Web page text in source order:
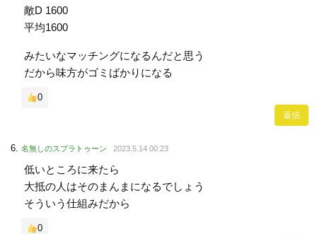
敵D 1600
平均1600
みたいなマッチングになるんだと思う
だから味方がゴミばかりになる
0
返信
名無しのスプラトゥーン 2023.5.14 00:23
低いところに来たら
大抵の人はそのまんまになるでしょう
そういう仕組みだから
0